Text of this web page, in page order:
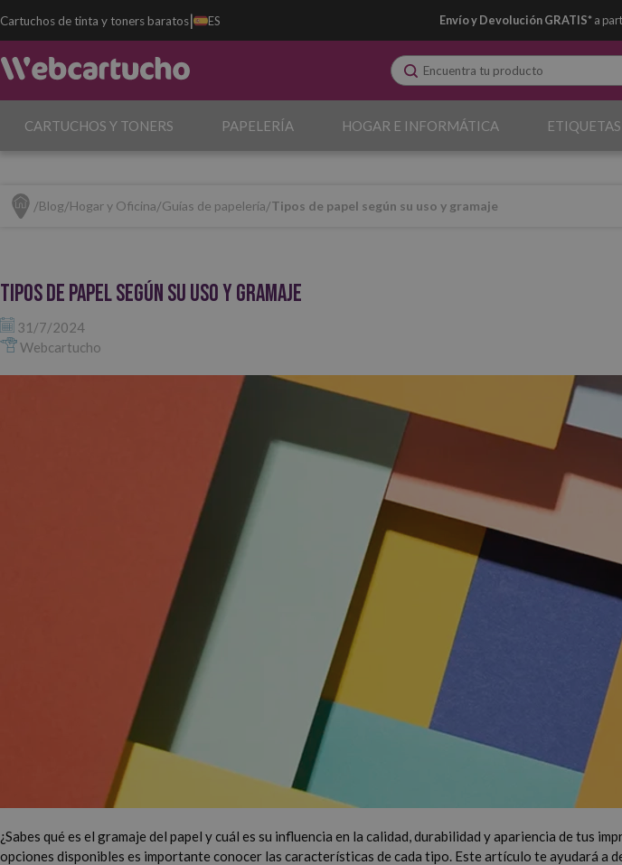
Cartuchos de tinta y toners baratos| ES Envío y Devolución GRATIS*a
CARTUCHOS Y TONERS PAPELERÍA HOGAR E INFORMÁTICA
Blog Hogar y Oficina Guías de papelería Tipos de papel según su uso y gramaje
Tipos de papel según su uso y gramaje
31/7/2024
Webcartucho
¿Sabes qué es el gramaje del papel y cuál es su influencia en la calidad, durabilidad y apariencia de tus
opciones disponibles es importante conocer las características de cada tipo. Este artículo te ayudará a